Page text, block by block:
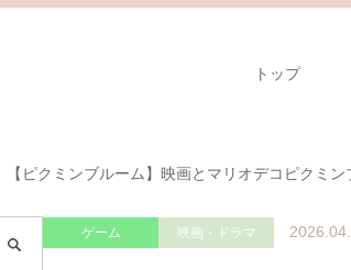
トップ
【ピクミンブルーム】映画とマリオデコピクミン
ゲーム 映画・ドラマ